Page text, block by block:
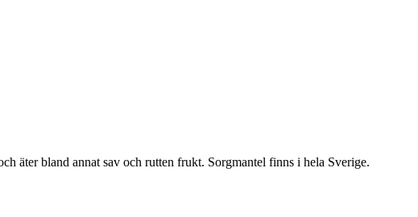
äter bland annat sav och rutten frukt. Sorgmantel finns i hela Sverige.